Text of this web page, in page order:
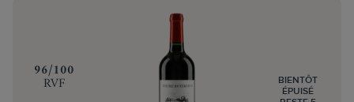
‍96/100
RVF
BIENTÔT
ÉPUISÉ